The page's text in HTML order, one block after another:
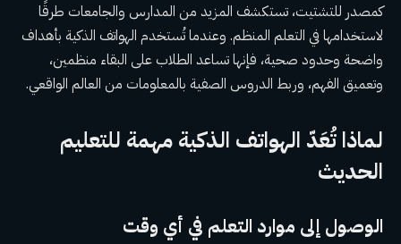
كمصدر للتشتيت، تستكشف المزيد من المدارس والجامعات طرقًا
لاستخدامها في التعلم المنظم. وعندما تُستخدم الهواتف الذكية بأهداف
واضحة وحدود صحية، فإنها تساعد الطلاب على البقاء منظمين،
وتعميق الفهم، وربط الدروس الصفية بالمعلومات من العالم الواقعي.
لماذا تُعَدّ الهواتف الذكية مهمة للتعليم
الحديث
الوصول إلى موارد التعلم في أي وقت